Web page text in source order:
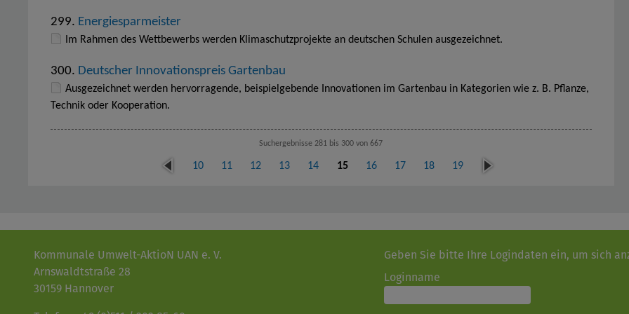
299. Energiesparmeister
Im Rahmen des Wettbewerbs werden Klimaschutzprojekte an deutschen Schulen ausgezeichnet.
300. Deutscher Innovationspreis Gartenbau
Ausgezeichnet werden hervorragende, beispielgebende Innovationen im Gartenbau in Kategorien wie z. B. Pflanze,
Technik oder Kooperation.
Suchergebnisse 281 bis 300 von 667
vor
10 11 12 13 14 15 16 17 18 19
näc
Kommunale Umwelt-AktioN UAN e. V.
Arnswaldtstraße 28
30159 Hannover
Geben Sie bitte Ihre Logindaten ein, um sich
Loginname